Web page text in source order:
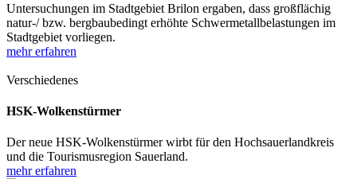
Untersuchungen im Stadtgebiet Brilon ergaben, dass großflächig
natur-/ bzw. bergbaubedingt erhöhte Schwermetallbelastungen im
Stadtgebiet vorliegen.
mehr erfahren
Verschiedenes
HSK-Wolkenstürmer
Der neue HSK-Wolkenstürmer wirbt für den Hochsauerlandkreis
und die Tourismusregion Sauerland.
mehr erfahren